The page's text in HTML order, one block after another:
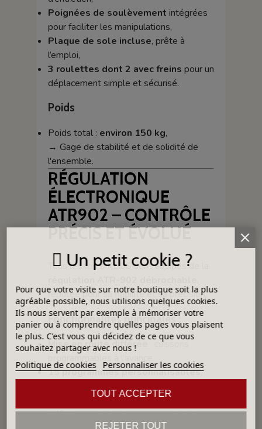
Poignées de soulèvement intégrées
pour faciliter les manipulations,
Plaque de sole incluse, prête à
l’emploi,
3 roulettes dont 2 avec freins pour un
déplacement simple et sécurisé.
Poids
Poids total : environ 150 kg,
→ Gage de stabilité et de solidité de
l'ensemble.
RÉGULATION
ÉLECTRONIQUE
ATR902 – CONTRÔLE
PRÉCIS ET ÉVOLUÉ
Tous les fours KEOS sont équipés de la
réputée pour sa fiabilité et sa précision.
Fonctionnalités principales :
Mise en route différée
: cuissons
15 programmes personnalisables,
(montées, paliers, descentes),
Affichage clair et permanentde la
Un petit cookie ?
Pour que votre visite sur notre boutique soit la plus
agréable possible, nous utilisons quelques cookies.
Ils nous servent par exemple à mémoriser votre
panier ou à comprendre quelles pages vous plaisent
le plus. C'est vous qui décidez de ce que vous
souhaitez partager avec nous !
Politique de cookies Personnaliser les cookies
REJETER TOUT
TOUT ACCEPTER